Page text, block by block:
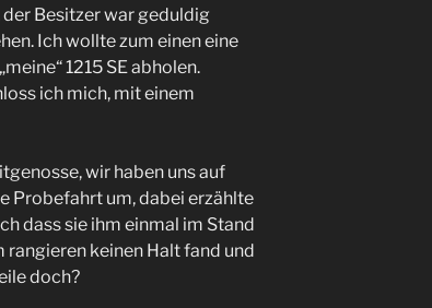
Besitzer war geduldig
Ich wollte zum einen eine
1215 SE abholen.
ich mich, mit einem
wir haben uns auf
Probefahrt um, dabei erzählte
dass sie ihm einmal im Stand
keinen Halt fand und
doch?